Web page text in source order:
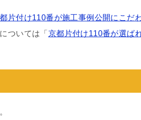
片付け110番が施工事例公開にこだ
ついては「 京都片付け110番が選ば